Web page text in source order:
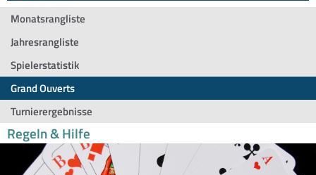
Monatsrangliste
Jahresrangliste
Spielerstatistik
Grand Ouverts
Turnierergebnisse
Regeln & Hilfe